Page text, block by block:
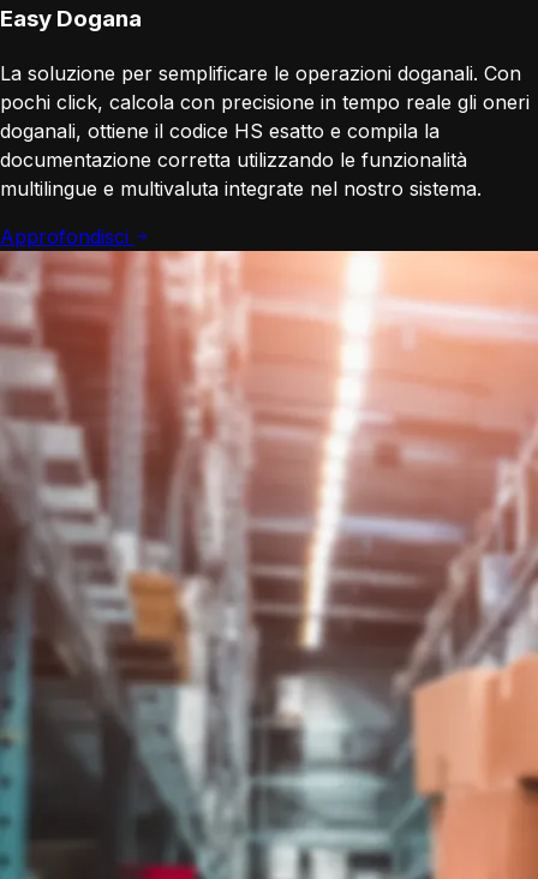
Easy Dogana
La soluzione per semplificare le operazioni doganali. Con
pochi click, calcola con precisione in tempo reale gli oneri
doganali, ottiene il codice HS esatto e compila la
documentazione corretta utilizzando le funzionalità
multilingue e multivaluta integrate nel nostro sistema.
Approfondisci